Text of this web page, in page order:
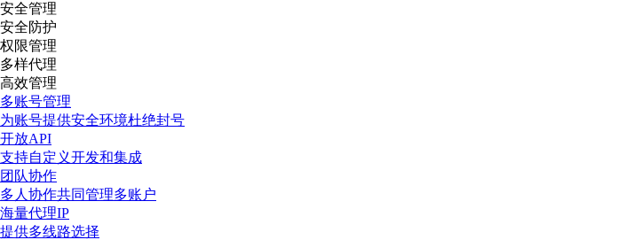
安全管理
安全防护
权限管理
多样代理
高效管理
多账号管理
为账号提供安全环境杜绝封号
开放API
支持自定义开发和集成
团队协作
多人协作共同管理多账户
海量代理IP
提供多线路选择